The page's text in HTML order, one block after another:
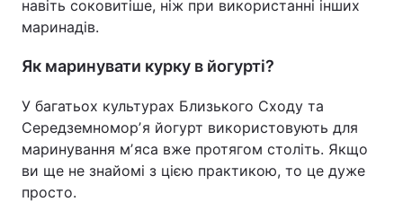
навіть соковитіше, ніж при використанні інших
маринадів.
Як маринувати курку в йогурті?
У багатьох культурах Близького Сходу та
Середземноморʼя йогурт використовують для
маринування мʼяса вже протягом століть. Якщо
ви ще не знайомі з цією практикою, то це дуже
просто.